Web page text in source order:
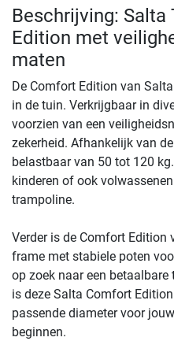
Beschrijving:
Edition met
maten
De Comfort Edition van
in de tuin. Verkrijgbaar in
voorzien van een
zekerheid. Afhankelijk van
belastbaar van 50 tot 120
kinderen of ook
trampoline.
Verder is de Comfort Edition
frame met stabiele poten
op zoek naar een
is deze Salta Comfort
passende diameter voor
beginnen.